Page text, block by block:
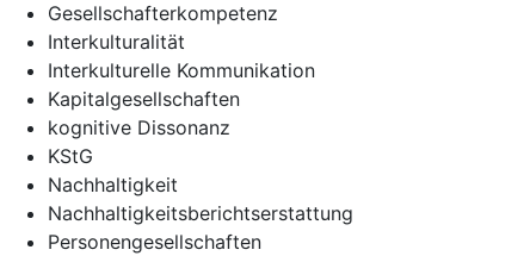
Gesellschafterkompetenz
Interkulturalität
Interkulturelle Kommunikation
Kapitalgesellschaften
kognitive Dissonanz
KStG
Nachhaltigkeit
Nachhaltigkeitsberichtserstattung
Personengesellschaften